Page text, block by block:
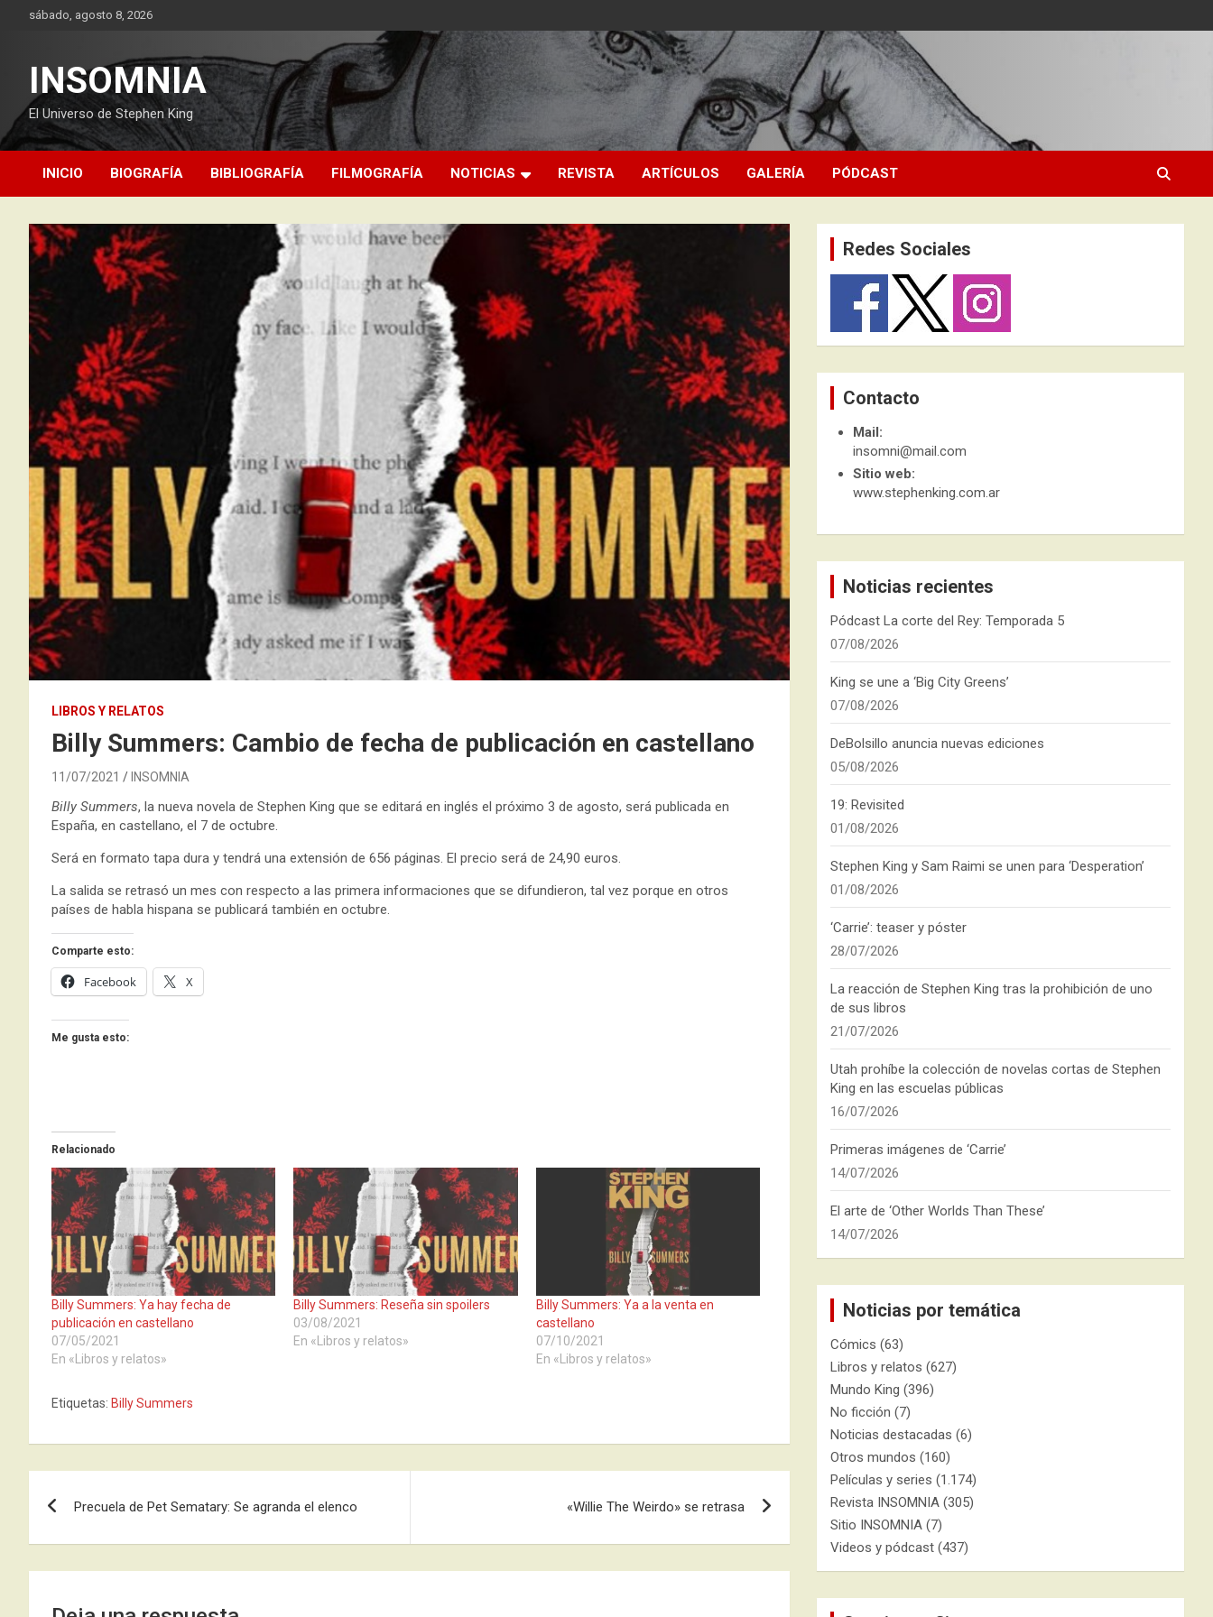
sábado, agosto 8, 2026
INSOMNIA
El Universo de Stephen King
INICIO BIOGRAFÍA BIBLIOGRAFÍA FILMOGRAFÍA NOTICIAS REVISTA ARTÍCULOS GALERÍA PÓDCAST
LIBROS Y RELATOS
Billy Summers: Cambio de fecha de publicación en castellano
11/07/2021 INSOMNIA
Billy Summers, la nueva novela de Stephen King que se editará en inglés el próximo 3 de agosto, será publicada en
España, en castellano, el 7 de octubre.
Será en formato tapa dura y tendrá una extensión de 656 páginas. El precio será de 24,90 euros.
La salida se retrasó un mes con respecto a las primera informaciones que se difundieron, tal vez porque en otros
países de habla hispana se publicará también en octubre.
Comparte esto:
Facebook X
Me gusta esto:
Relacionado
Billy Summers: Ya hay fecha de
publicación en castellano
07/05/2021
En «Libros y relatos»
Billy Summers: Reseña sin spoilers
03/08/2021
En «Libros y relatos»
Billy Summers: Ya a la venta en
castellano
07/10/2021
En «Libros y relatos»
Etiquetas: Billy Summers
entradas
Precuela de Pet Sematary: Se agranda el elenco «Willie The Weirdo» se retrasa
Redes Sociales
Contacto
Mail:
insomni@mail.com
Sitio web:
www.stephenking.com.ar
Noticias recientes
Pódcast La corte del Rey: Temporada 5
07/08/2026
King se une a ‘Big City Greens’
07/08/2026
DeBolsillo anuncia nuevas ediciones
05/08/2026
19: Revisited
01/08/2026
Stephen King y Sam Raimi se unen para ‘Desperation’
01/08/2026
‘Carrie’: teaser y póster
28/07/2026
La reacción de Stephen King tras la prohibición de uno
de sus libros
21/07/2026
Utah prohíbe la colección de novelas cortas de Stephen
King en las escuelas públicas
16/07/2026
Primeras imágenes de ‘Carrie’
14/07/2026
El arte de ‘Other Worlds Than These’
14/07/2026
Noticias por temática
Cómics (63)
Libros y relatos (627)
Mundo King (396)
No ficción (7)
Noticias destacadas (6)
Otros mundos (160)
Películas y series (1.174)
Revista INSOMNIA (305)
Sitio INSOMNIA (7)
Videos y pódcast (437)